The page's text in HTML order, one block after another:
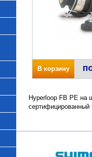
В корзину
Hyperloop FB PE на
сертифицированный